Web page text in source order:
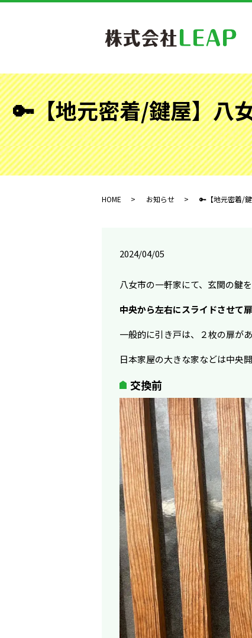
🔑【地元密着/鍵屋】八
HOME お知らせ 🔑【地元密着/
2024/04/05
八女市の一軒家にて、玄関の鍵
中央から左右にスライドさせて
一般的に引き戸は、２枚の扉が
日本家屋の大きな家などは中央
交換前